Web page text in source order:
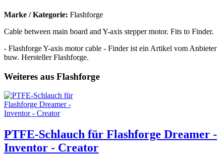
Marke / Kategorie: Flashforge
Cable between main board and Y-axis stepper motor. Fits to Finder.
- Flashforge Y-axis motor cable - Finder ist ein Artikel vom Anbieter
buw. Hersteller Flashforge.
Weiteres aus Flashforge
PTFE-Schlauch für Flashforge Dreamer -
Inventor - Creator